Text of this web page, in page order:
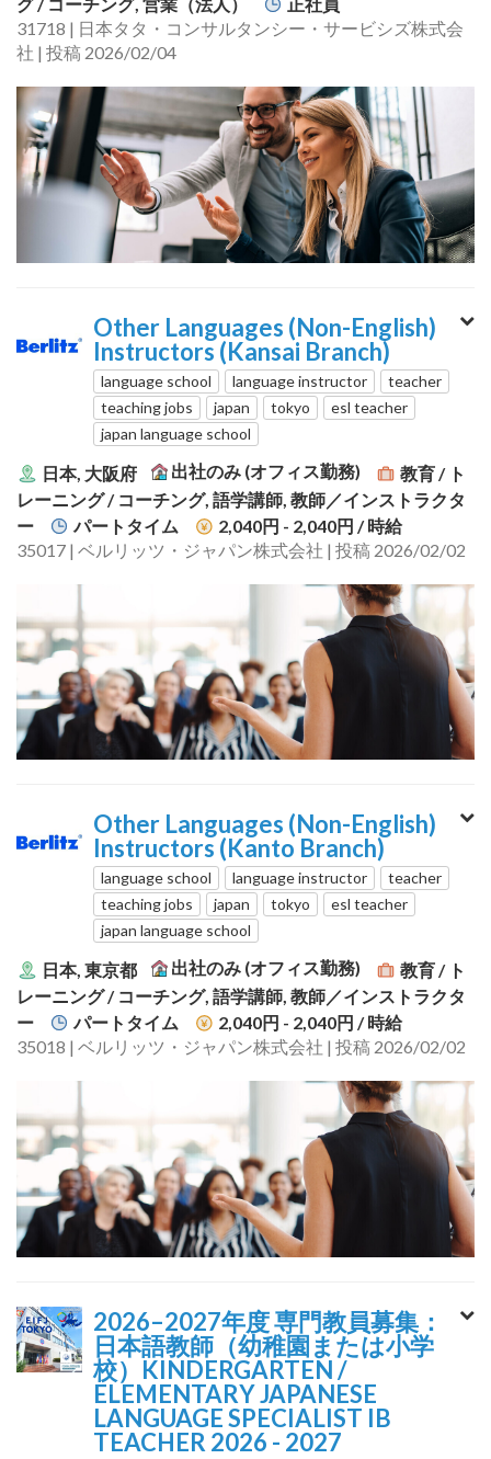
31718 | 日本タタ・コンサルタンシー・サービシズ株式会
社 | 投稿 2026/02/04
Other Languages (Non-English)
Instructors (Kansai Branch)
language school language instructor
teacher
teaching jobs
japan tokyo
esl teacher
japan language school
日本, 大阪府 出社のみ (オフィス勤務)
教育 / ト
レーニング / コーチング, 語学講師, 教師／インストラクタ
ー
パートタイム 2,040円 - 2,040円 / 時給
35017 | ベルリッツ・ジャパン株式会社 | 投稿 2026/02/02
Other Languages (Non-English)
Instructors (Kanto Branch)
language school language instructor
teacher
teaching jobs
japan tokyo
esl teacher
japan language school
日本, 東京都 出社のみ (オフィス勤務)
教育 / ト
レーニング / コーチング, 語学講師, 教師／インストラクタ
ー
パートタイム 2,040円 - 2,040円 / 時給
35018 | ベルリッツ・ジャパン株式会社 | 投稿 2026/02/02
2026–2027年度 専門教員募集：
日本語教師（幼稚園または小学
校）KINDERGARTEN /
ELEMENTARY JAPANESE
LANGUAGE SPECIALIST IB
TEACHER 2026 - 2027